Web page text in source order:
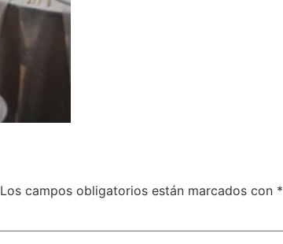
Los campos obligatorios están marcados con *